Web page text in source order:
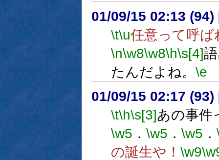
01/09/15 02:13 (94)
\t\u任意って呼
\n\w8\w8\h\s[4]
たんだよね。 \e
01/09/15 02:17 (93)
\t\h\s[3]あの事件
\w5 ． \w5 ． \w5 ．
の誕生や！ \w9